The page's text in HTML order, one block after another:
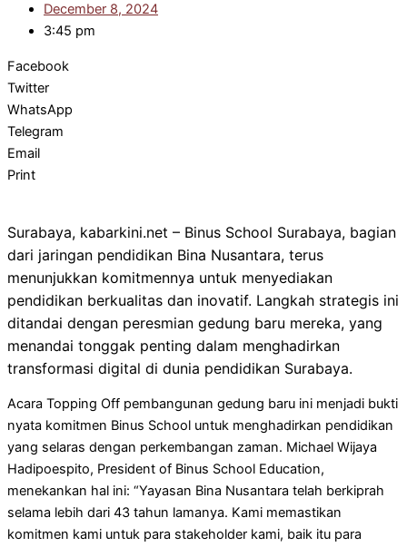
December 8, 2024
3:45 pm
Facebook
Twitter
WhatsApp
Telegram
Email
Print
Surabaya, kabarkini.net – Binus School Surabaya, bagian
dari jaringan pendidikan Bina Nusantara, terus
menunjukkan komitmennya untuk menyediakan
pendidikan berkualitas dan inovatif. Langkah strategis ini
ditandai dengan peresmian gedung baru mereka, yang
menandai tonggak penting dalam menghadirkan
transformasi digital di dunia pendidikan Surabaya.
Acara Topping Off pembangunan gedung baru ini menjadi bukti
nyata komitmen Binus School untuk menghadirkan pendidikan
yang selaras dengan perkembangan zaman. Michael Wijaya
Hadipoespito, President of Binus School Education,
menekankan hal ini: “Yayasan Bina Nusantara telah berkiprah
selama lebih dari 43 tahun lamanya. Kami memastikan
komitmen kami untuk para stakeholder kami, baik itu para